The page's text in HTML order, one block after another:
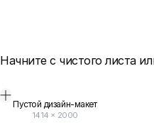
Начните с чистого листа
Пустой дизайн-макет
1414 × 2000